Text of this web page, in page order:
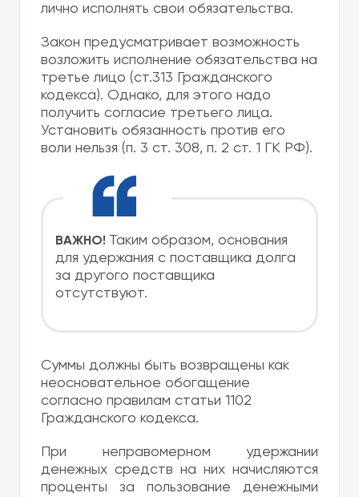
лично исполнять свои обязательства.
Закон предусматривает возможность
возложить исполнение обязательства на
третье лицо (ст.313 Гражданского
кодекса). Однако, для этого надо
получить согласие третьего лица.
Установить обязанность против его
воли нельзя (п. 3 ст. 308, п. 2 ст. 1 ГК РФ).
ВАЖНО!
Таким образом, основания
для удержания с поставщика долга
за другого поставщика
отсутствуют.
Суммы должны быть возвращены как
неосновательное обогащение
согласно правилам статьи 1102
Гражданского кодекса.
При неправомерном удержании
денежных средств на них начисляются
проценты за пользование денежными